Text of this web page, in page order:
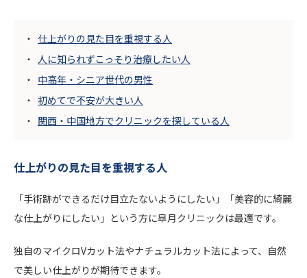
仕上がりの見た目を重視する人
人に知られずこっそり治療したい人
中高年・シニア世代の男性
初めてで不安が大きい人
関西・中国地方でクリニックを探している人
仕上がりの見た目を重視する人
「手術跡ができるだけ目立たないようにしたい」「美容的に綺麗
な仕上がりにしたい」という方に皐月クリニックは最適です。
独自のマイクロVカット法やナチュラルカット法によって、自然
で美しい仕上がりが期待できます。